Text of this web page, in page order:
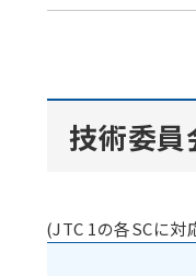
技術委
(JTC 1の各SCに対